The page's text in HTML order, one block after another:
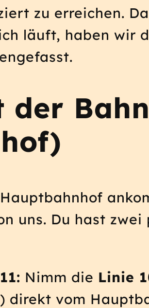
zu erreichen.
läuft, haben wir
der
uns. Du hast
Nimm die Linie
direkt vom